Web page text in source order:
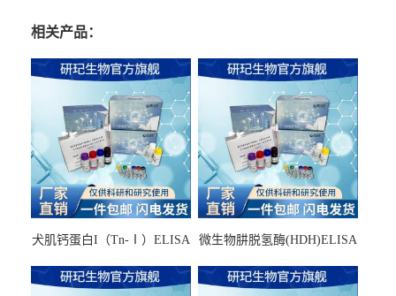
相关产品：
犬肌钙蛋白I（Tn-Ⅰ）ELISA
微生物肼脱氢酶(HDH)ELISA